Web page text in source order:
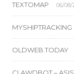
TEXTOMAP 06/08/
MYSHIPTRACKING
OLDWEB.TODAY